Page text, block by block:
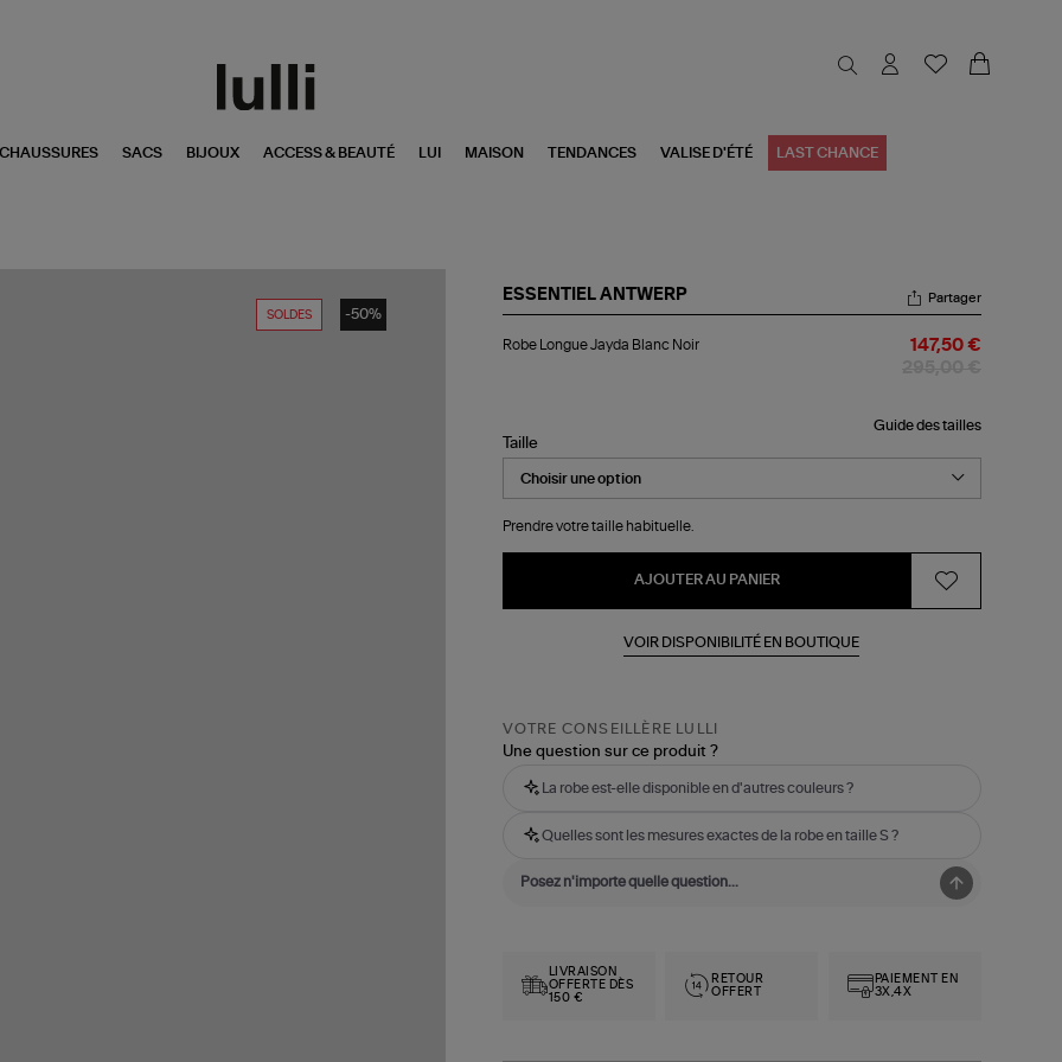
CHAUSSURES SACS BIJOUX ACCESS & BEAUTÉ LUI MAISON TENDANCES VALISE D'ÉTÉ LAST CHANCE
SOLDES -50%
ESSENTIEL ANTWERP
Longue
Partager
Robe Longue Jayda Blanc Noir 147,50 €
Guide des tailles
Taille
Prendre votre taille habituelle.
AJOUTER AU PANIER
VOIR DISPONIBILITÉ EN BOUTIQUE
VOTRE CONSEILLÈRE LULLI
Une question sur ce produit ?
La robe est-elle disponible en d'autres couleurs ?
Quelles sont les mesures exactes de la robe en taille S ?
LIVRAISON
OFFERTE DÈS
150 €
RETOUR
OFFERT
PAIEMENT EN
3X,4X